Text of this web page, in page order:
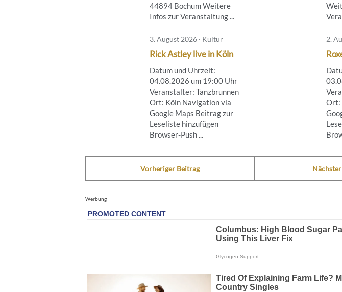
44894 Bochum Weitere
Infos zur Veranstaltung ...
3. August 2026 · Kultur
Rick Astley live in Köln
Datum und Uhrzeit:
04.08.2026 um 19:00 Uhr
Veranstalter: Tanzbrunnen
Ort: Köln Navigation via
Google Maps Beitrag zur
Leseliste hinzufügen
Browser-Push ...
2.
Ort:
Vorheriger Beitrag
Werbung